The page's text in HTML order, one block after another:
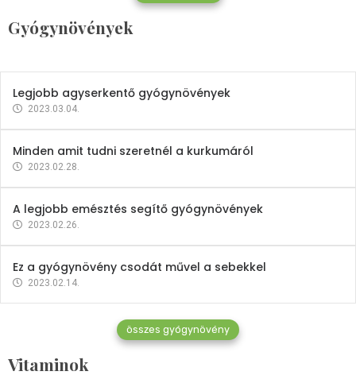
Gyógynövények
Mindent a petrezselyemről
2023.12.21.
Legjobb agyserkentő gyógynövények
2023.03.04.
Minden amit tudni szeretnél a kurkumáról
2023.02.28.
A legjobb emésztés segítő gyógynövények
2023.02.26.
Ez a gyógynövény csodát művel a sebekkel
2023.02.14.
összes gyógynövény
Vitaminok
Vitaminok
Mindent a B-12 vitaminról
2023.02.27.